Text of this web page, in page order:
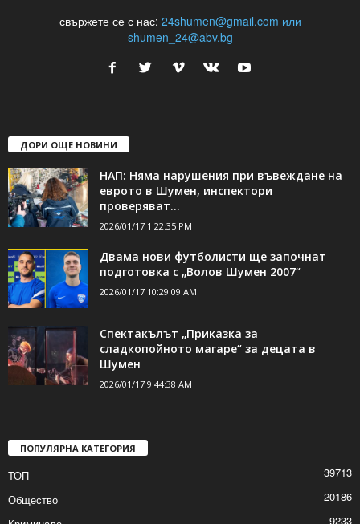
свържете се с нас: 24shumen@gmail.com или
shumen_24@abv.bg
ДОРИ ОЩЕ НОВИНИ
НАП: Няма нарушения при въвеждане на
еврото в Шумен, инспектори
проверяват...
2026/01/17 1:22:35 PM
Двама нови футболисти ще започнат
подготовка с „Волов Шумен 2007“
2026/01/17 10:29:09 AM
Спектакълът „Приказка за
сладкопойното магаре“ за децата в
Шумен
2026/01/17 9:44:38 AM
ПОПУЛЯРНА КАТЕГОРИЯ
ТОП
39713
Общество
20186
9233